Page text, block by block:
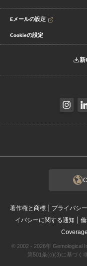
Eメールの設定
Cookieの設定
新
著作権と商標 | プライバシ
イバシーに関する通知 |
© 2002 - 2026年 Gemological
第501条(c)(3)に基づく